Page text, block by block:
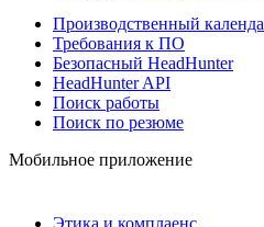
Производственный
Требования к ПО
Безопасный HeadHunter
HeadHunter API
Поиск работы
Поиск по резюме
Мобильное приложение
Этика и комплаенс